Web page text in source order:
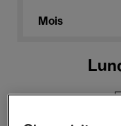
Mois